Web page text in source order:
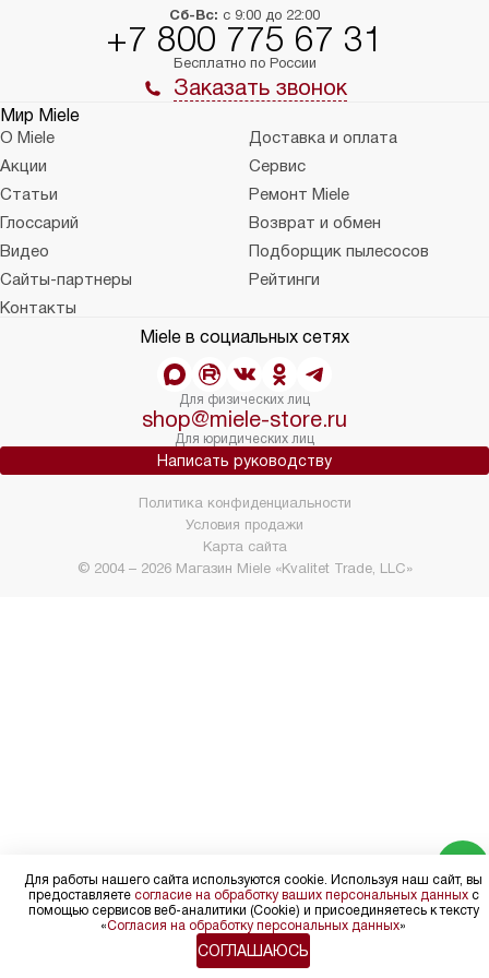
Сб-Вс: с 9:00 до 22:00
+7 800 775 67 31
Бесплатно по России
Заказать звонок
Мир Miele
О Miele
Доставка и оплата
Акции
Сервис
Статьи
Ремонт Miele
Глоссарий
Возврат и обмен
Видео
Подборщик пылесосов
Сайты-партнеры
Рейтинги
Контакты
Miele в социальных сетях
Для физических лиц
shop@miele-store.ru
Для юридических лиц
Написать руководству
© 2004 – 2026 Магазин Miele «Kvalitet Trade, LLC»
Политика конфиденциальности
Условия продажи
Карта сайта
Для работы нашего сайта используются cookie. Используя наш сайт, вы
предоставляете согласие на обработку ваших персональных данныхс
помощью сервисов веб-аналитики (Cookie) и присоединяетесь к тексту
«Согласия на обработку персональных данных»
СОГЛАШАЮСЬ